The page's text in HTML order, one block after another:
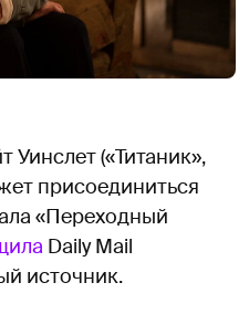
Уинслет («Титаник»,
присоединиться
«Переходный
Daily Mail
источник.